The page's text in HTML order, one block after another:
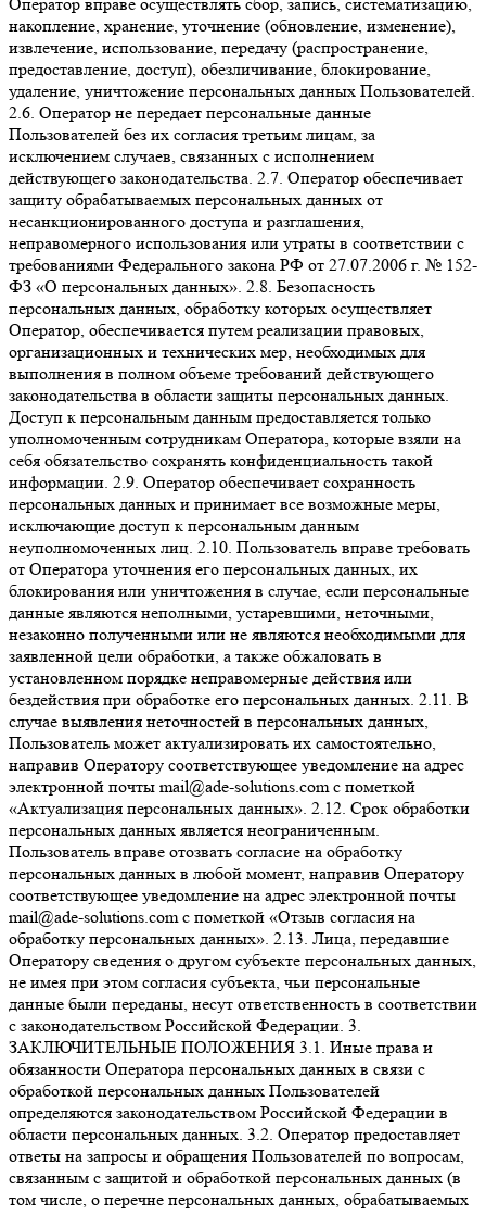
Оператор вправе осуществлять сбор, запись, систематизацию,
накопление, хранение, уточнение (обновление, изменение),
извлечение, использование, передачу (распространение,
предоставление, доступ), обезличивание, блокирование,
удаление, уничтожение персональных данных Пользователей.
2.6. Оператор не передает персональные данные
Пользователей без их согласия третьим лицам, за
исключением случаев, связанных с исполнением
действующего законодательства. 2.7. Оператор обеспечивает
защиту обрабатываемых персональных данных от
несанкционированного доступа и разглашения,
неправомерного использования или утраты в соответствии с
требованиями Федерального закона РФ от 27.07.2006 г. № 152-
ФЗ «О персональных данных». 2.8. Безопасность
персональных данных, обработку которых осуществляет
Оператор, обеспечивается путем реализации правовых,
организационных и технических мер, необходимых для
выполнения в полном объеме требований действующего
законодательства в области защиты персональных данных.
Доступ к персональным данным предоставляется только
уполномоченным сотрудникам Оператора, которые взяли на
себя обязательство сохранять конфиденциальность такой
информации. 2.9. Оператор обеспечивает сохранность
персональных данных и принимает все возможные меры,
исключающие доступ к персональным данным
неуполномоченных лиц. 2.10. Пользователь вправе требовать
от Оператора уточнения его персональных данных, их
блокирования или уничтожения в случае, если персональные
данные являются неполными, устаревшими, неточными,
незаконно полученными или не являются необходимыми для
заявленной цели обработки, а также обжаловать в
установленном порядке неправомерные действия или
бездействия при обработке его персональных данных. 2.11. В
случае выявления неточностей в персональных данных,
Пользователь может актуализировать их самостоятельно,
направив Оператору соответствующее уведомление на адрес
электронной почты mail@ade-solutions.com с пометкой
«Актуализация персональных данных». 2.12. Срок обработки
персональных данных является неограниченным.
Пользователь вправе отозвать согласие на обработку
персональных данных в любой момент, направив Оператору
соответствующее уведомление на адрес электронной почты
mail@ade-solutions.com с пометкой «Отзыв согласия на
обработку персональных данных». 2.13. Лица, передавшие
Оператору сведения о другом субъекте персональных данных,
не имея при этом согласия субъекта, чьи персональные
данные были переданы, несут ответственность в соответствии
с законодательством Российской Федерации. 3.
ЗАКЛЮЧИТЕЛЬНЫЕ ПОЛОЖЕНИЯ 3.1. Иные права и
обязанности Оператора персональных данных в связи с
обработкой персональных данных Пользователей
определяются законодательством Российской Федерации в
области персональных данных. 3.2. Оператор предоставляет
ответы на запросы и обращения Пользователей по вопросам,
связанным с защитой и обработкой персональных данных (в
том числе, о перечне персональных данных, обрабатываемых